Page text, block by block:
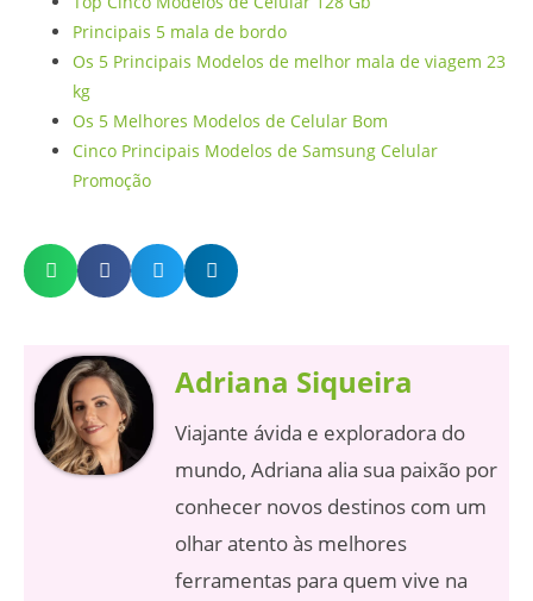
Principais 5 mala de bordo
Os 5 Principais Modelos de melhor mala de viagem 23
kg
Os 5 Melhores Modelos de Celular Bom
Cinco Principais Modelos de Samsung Celular
Promoção
Adriana Siqueira
Viajante ávida e exploradora do
mundo, Adriana alia sua paixão por
conhecer novos destinos com um
olhar atento às melhores
ferramentas para quem vive na